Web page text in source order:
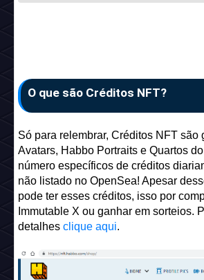
O que são Créditos NFT?
Só para relembrar, Créditos NFT
Avatars, Habbo Portraits e Quartos
número específicos de créditos
não listado no OpenSea! Apesar
pode ter esses créditos, isso por
Immutable X ou ganhar em sorteios.
detalhes clique aqui.